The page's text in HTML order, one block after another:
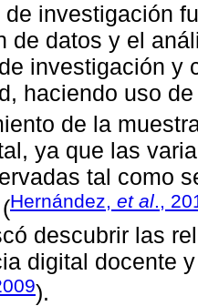
de investigación
de datos y el
investigación y
haciendo uso
de la
ya que las
tal como
Hernández, et al.,
descubrir las
digital docente
).